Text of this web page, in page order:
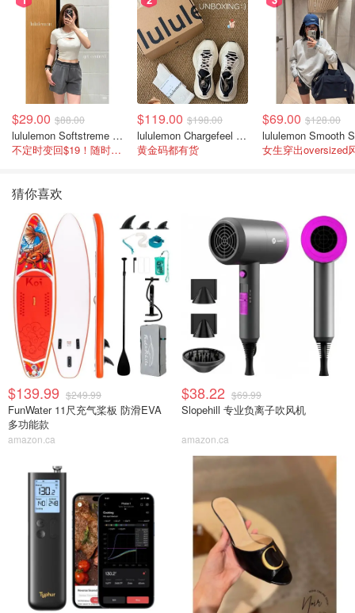
$29.00 $88.00
lululemon Softstreme 女士高腰短裤 10cm
不定时变回$19！随时点进来看
$119.00 $198.00
lululemon Chargefeel 3 男士运动鞋
黄金码都有货
$69.00 $128.00
女生穿出oversized
猜你喜欢
$139.99 $249.99
FunWater 11尺充气桨板 防滑EVA
多功能款
amazon.ca
$38.22 $69.99
Slopehill 专业负离子吹风机
amazon.ca